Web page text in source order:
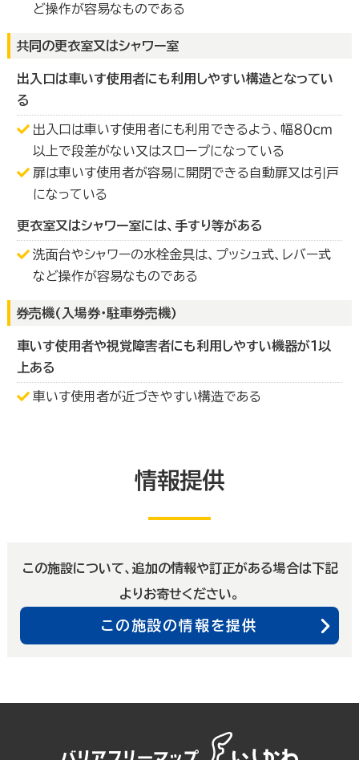
ど操作が容易なものである
共同の更衣室又はシャワー室
出入口は車いす使用者にも利用しやすい構造となってい
る
出入口は車いす使用者にも利用できるよう、幅８０ｃｍ
以上で段差がない又はスロープになっている
扉は車いす使用者が容易に開閉できる自動扉又は引戸
になっている
更衣室又はシャワー室には、手すり等がある
洗面台やシャワーの水栓金具は、プッシュ式、レバー式
など操作が容易なものである
券売機(入場券・駐車券売機)
車いす使用者や視覚障害者にも利用しやすい機器が１以
上ある
車いす使用者が近づきやすい構造である
情報提供
この施設について、追加の情報や訂正がある場合は下記
よりお寄せください。
この施設の情報を提供